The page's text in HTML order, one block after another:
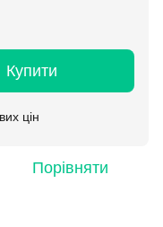
Купити
цін
Порівняти